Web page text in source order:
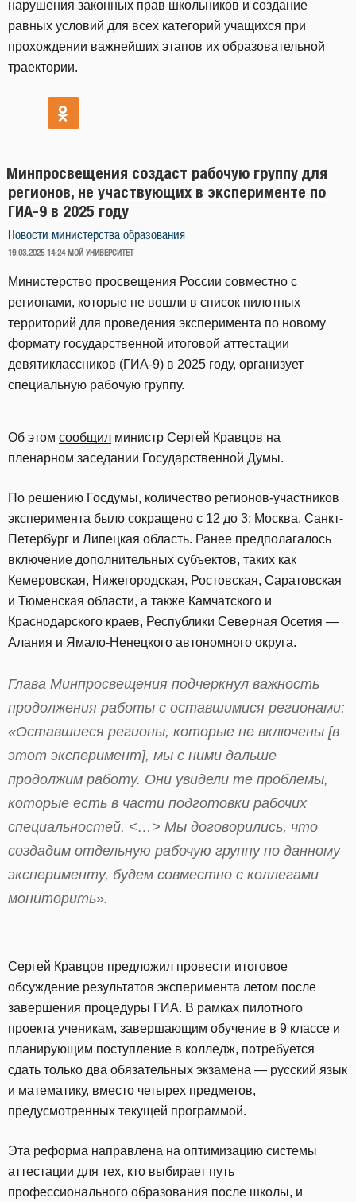
нарушения законных прав школьников и создание
равных условий для всех категорий учащихся при
прохождении важнейших этапов их образовательной
траектории.
Минпросвещения создаст рабочую группу для
регионов, не участвующих в эксперименте по
ГИА-9 в 2025 году
Новости министерства образования
ОПУБЛИКОВАНО
19.03.2025 14:24 МОЙ УНИВЕРСИТЕТ
Министерство просвещения России совместно с
регионами, которые не вошли в список пилотных
территорий для проведения эксперимента по новому
формату государственной итоговой аттестации
девятиклассников (ГИА-9) в 2025 году, организует
специальную рабочую группу.
Об этом сообщил министр Сергей Кравцов на
пленарном заседании Государственной Думы.
По решению Госдумы, количество регионов-участников
эксперимента было сокращено с 12 до 3: Москва, Санкт-
Петербург и Липецкая область. Ранее предполагалось
включение дополнительных субъектов, таких как
Кемеровская, Нижегородская, Ростовская, Саратовская
и Тюменская области, а также Камчатского и
Краснодарского краев, Республики Северная Осетия —
Алания и Ямало-Ненецкого автономного округа.
Глава Минпросвещения подчеркнул важность
продолжения работы с оставшимися регионами:
«Оставшиеся регионы, которые не включены [в
этот эксперимент], мы с ними дальше
продолжим работу. Они увидели те проблемы,
которые есть в части подготовки рабочих
специальностей. <…> Мы договорились, что
создадим отдельную рабочую группу по данному
эксперименту, будем совместно с коллегами
мониторить».
Сергей Кравцов предложил провести итоговое
обсуждение результатов эксперимента летом после
завершения процедуры ГИА. В рамках пилотного
проекта ученикам, завершающим обучение в 9 классе и
планирующим поступление в колледж, потребуется
сдать только два обязательных экзамена — русский язык
и математику, вместо четырех предметов,
предусмотренных текущей программой.
Эта реформа направлена на оптимизацию системы
аттестации для тех, кто выбирает путь
профессионального образования после школы, и